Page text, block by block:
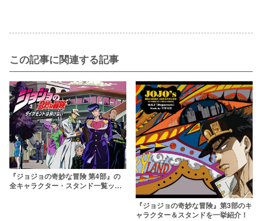
この記事に関連する記事
『ジョジョの奇妙な冒険 第4部』の
全キャラクター・スタンド一覧ッ！
『ジョジョの奇妙な冒険』第3部のキ
ャラクター＆スタンドを一挙紹介！